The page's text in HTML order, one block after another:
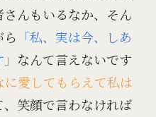
んもいるなか、そん
「私、実は今、しあ
なんて言えないです
に愛してもらえて私は
、笑顔で言わなければ